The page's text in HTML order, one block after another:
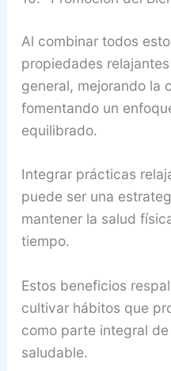
Al combinar todos
propiedades
general, mejorando la
fomentando un
equilibrado.
Integrar prácticas
puede ser una
mantener la salud
tiempo.
Estos beneficios
cultivar hábitos que
como parte integral
saludable.